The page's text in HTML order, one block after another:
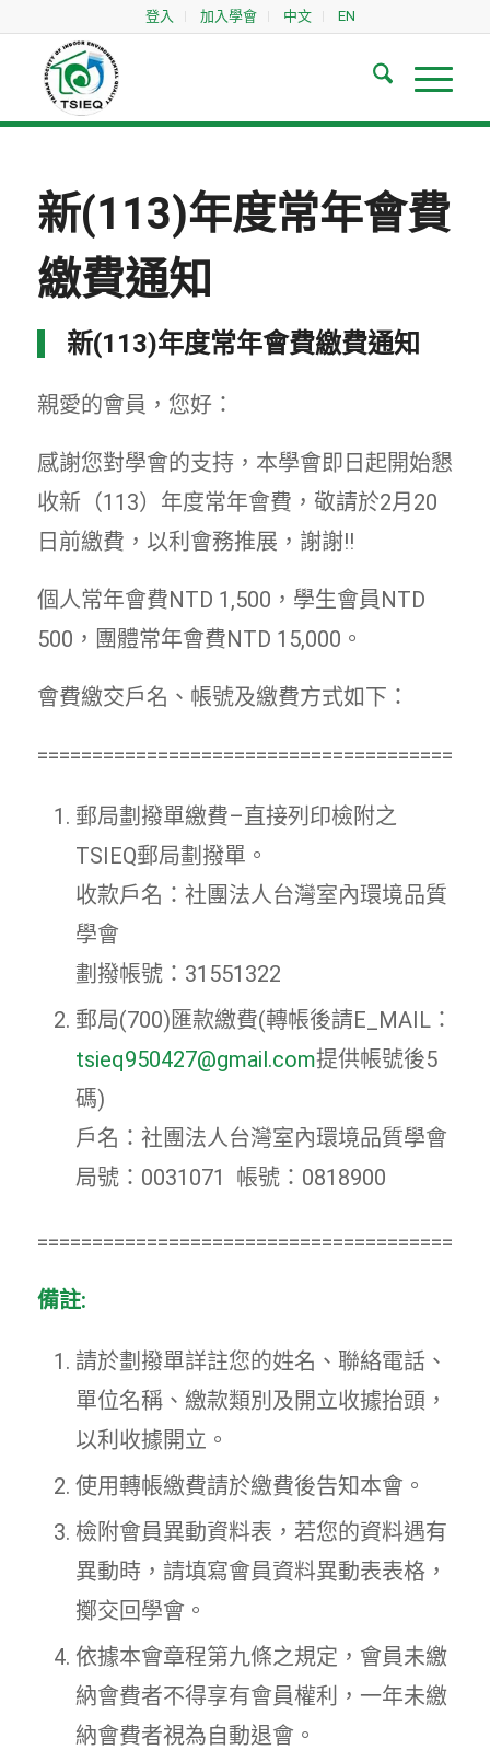
登入 加入學會 中文 EN
新(113)年度常年會費
繳費通知
新(113)年度常年會費繳費通知
親愛的會員，您好：
感謝您對學會的支持，本學會即日起開始懇
收新（113）年度常年會費，敬請於2月20
日前繳費，以利會務推展，謝謝!!
個人常年會費NTD 1,500，學生會員NTD
500，團體常年會費NTD 15,000。
會費繳交戶名、帳號及繳費方式如下：
郵局劃撥單繳費–直接列印檢附之
TSIEQ郵局劃撥單。
收款戶名：社團法人台灣室內環境品質
學會
劃撥帳號：31551322
郵局(700)匯款繳費(轉帳後請E_MAIL：
tsieq950427@gmail.com提供帳號後5
碼)
戶名：社團法人台灣室內環境品質學會
局號：0031071 帳號：0818900
備註:
請於劃撥單詳註您的姓名、聯絡電話、
單位名稱、繳款類別及開立收據抬頭，
以利收據開立。
使用轉帳繳費請於繳費後告知本會。
檢附會員異動資料表，若您的資料遇有
異動時，請填寫會員資料異動表表格，
擲交回學會。
依據本會章程第九條之規定，會員未繳
納會費者不得享有會員權利，一年未繳
納會費者視為自動退會。